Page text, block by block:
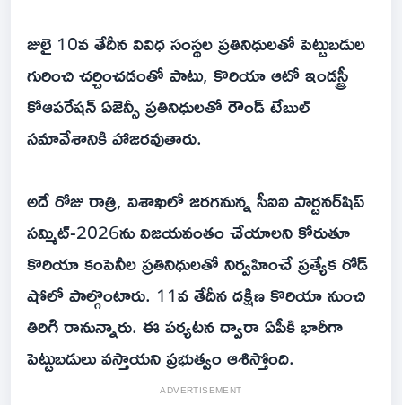
జులై 10వ తేదీన వివిధ సంస్థల ప్రతినిధులతో పెట్టుబడుల
గురించి చర్చించడంతో పాటు, కొరియా ఆటో ఇండస్ట్రీ
కోఆపరేషన్ ఏజెన్సీ ప్రతినిధులతో రౌండ్ టేబుల్
సమావేశానికి హాజరవుతారు.
అదే రోజు రాత్రి, విశాఖలో జరగనున్న సీఐఐ పార్టనర్‌షిప్
సమ్మిట్-2026ను విజయవంతం చేయాలని కోరుతూ
కొరియా కంపెనీల ప్రతినిధులతో నిర్వహించే ప్రత్యేక రోడ్
షోలో పాల్గొంటారు. 11వ తేదీన దక్షిణ కొరియా నుంచి
తిరిగి రానున్నారు. ఈ పర్యటన ద్వారా ఏపీకి భారీగా
పెట్టుబడులు వస్తాయని ప్రభుత్వం ఆశిస్తోంది.
ADVERTISEMENT